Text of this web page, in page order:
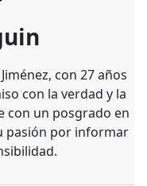
con 27 años
con la verdad y la
con un posgrado en
pasión por informar